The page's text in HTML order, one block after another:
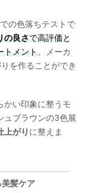
の色落ちテストで
の良さで高評価と
トメント 。メーカ
を作ることができ
かい印象に整うモ
ュブラウンの3色展
上がり に整えま
髪ケア